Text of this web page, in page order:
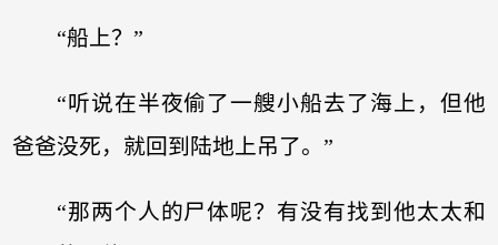
“船上？”
“听说在半夜偷了一艘小船去了海上，但他
爸爸没死，就回到陆地上吊了。”
“那两个人的尸体呢？有没有找到他太太和